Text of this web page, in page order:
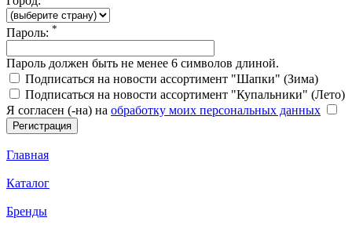
Пароль: *
Пароль должен быть не менее 6 символов длиной.
Подписаться на новости ассортимент "Шапки" (Зима)
Подписаться на новости ассортимент "Купальники" (Лето)
Я согласен (-на) на обработку моих персональных данных
Главная
Каталог
Бренды